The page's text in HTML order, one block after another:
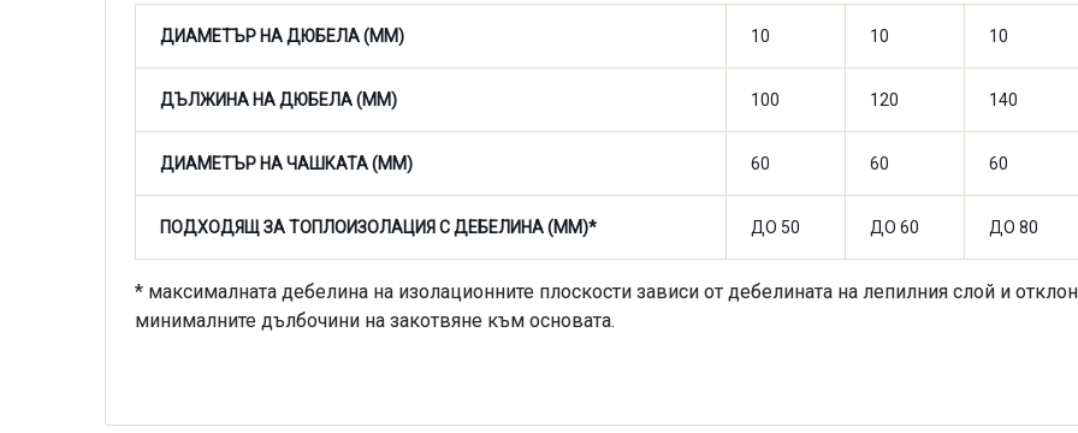
ДИАМЕТЪР НА ДЮБЕЛА (ММ) 10 10 10
ДЪЛЖИНА НА ДЮБЕЛА (ММ) 100 120 140
ДИАМЕТЪР НА ЧАШКАТА (ММ) 60 60 60
ПОДХОДЯЩ ЗА ТОПЛОИЗОЛАЦИЯ С ДЕБЕЛИНА (ММ)* ДО 50 ДО 60 ДО 80
* максималната дебелина на изолационните плоскости зависи от дебелината на лепилния слой и
минималните дълбочини на закотвяне към основата.